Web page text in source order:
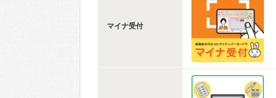
マイナ受付